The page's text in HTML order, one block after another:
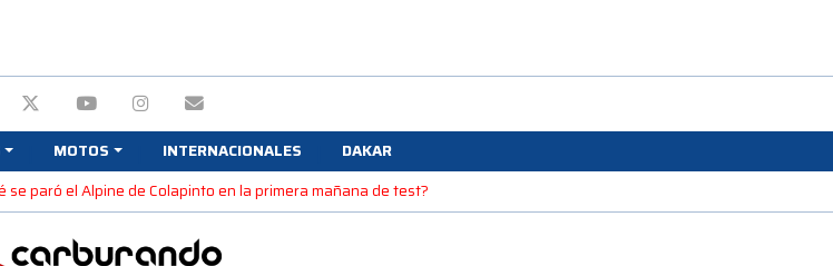
MOTOS INTERNACIONALES
DAKAR
se paró el Alpine de Colapinto en la primera mañana de test?